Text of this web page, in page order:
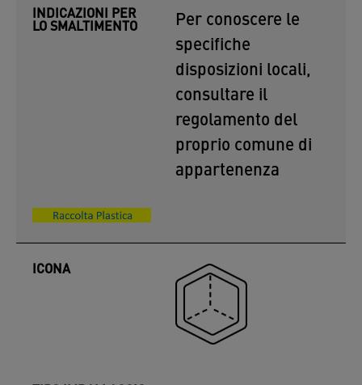
INDICAZIONI PER
LO SMALTIMENTO
Per conoscere le
specifiche
disposizioni locali,
consultare il
regolamento del
proprio comune di
appartenenza
ICONA